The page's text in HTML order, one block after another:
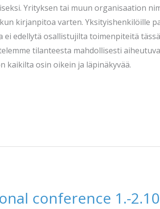
Yrityksen tai muun organisaation
kirjanpitoa varten. Yksityishenkilöille
edellytä osallistujilta toimenpiteitä
tilanteesta mahdollisesti
kaikilta osin oikein ja läpinäkyvää.
conference 1.-